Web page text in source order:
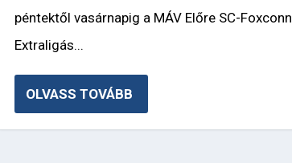
péntektől vasárnapig a MÁV Előre SC-Foxconn
Extraligás...
OLVASS TOVÁBB